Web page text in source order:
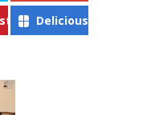
Delicious